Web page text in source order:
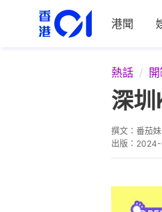
港聞
熱話
深
撰文： 番茄妹
出版： 2024-